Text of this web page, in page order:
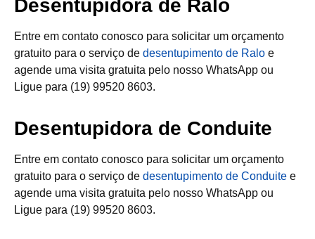
Desentupidora de Ralo
Entre em contato conosco para solicitar um orçamento
gratuito para o serviço de desentupimento de Ralo e
agende uma visita gratuita pelo nosso WhatsApp ou
Ligue para (19) 99520 8603.
Desentupidora de Conduite
Entre em contato conosco para solicitar um orçamento
gratuito para o serviço de desentupimento de Conduite e
agende uma visita gratuita pelo nosso WhatsApp ou
Ligue para (19) 99520 8603.